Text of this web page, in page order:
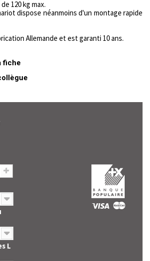
120 kg max.
dispose néanmoins d'un montage rapide
Allemande et est garanti 10 ans.
fiche
L